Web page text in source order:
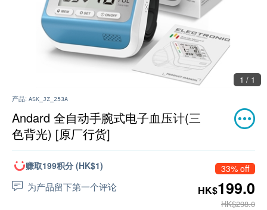
1 / 1
产品: ASK_JZ_253A
Andard 全自动手腕式电子血压计(三
色背光) [原厂行货]
赚取199积分 (HK$1)
为产品留下第一个评论
33% off
HK$199.0
HK$298.0